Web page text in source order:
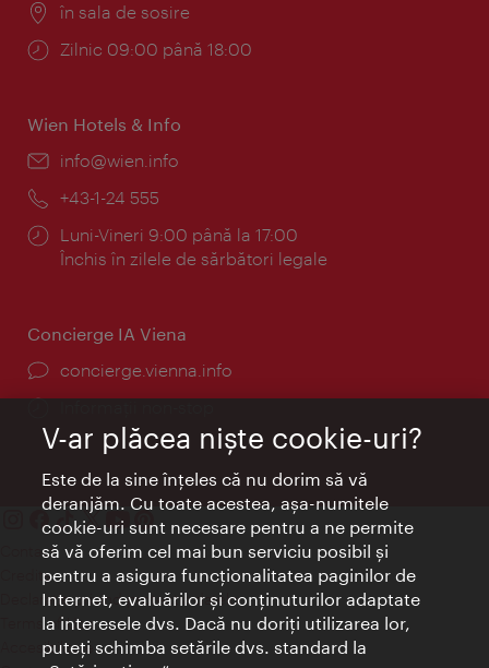
Locul:
în sala de sosire
Program:
Zilnic 09:00 până 18:00
Wien Hotels & Info
E-
info@wien.info
Telefon:
+43-1-24 555
Program:
Luni-Vineri 9:00 până la 17:00
Închis în zilele de sărbători legale
Concierge IA Viena
concierge.vienna.info
Contact
Credits
Declaraţie privind protecţia datelor
Terms of Use
Accesibilitate
V-ar plăcea nişte cookie-uri?
Este de la sine înţeles că nu dorim să vă
deranjăm. Cu toate acestea, aşa-numitele
cookie-uri sunt necesare pentru a ne permite
să vă oferim cel mai bun serviciu posibil şi
pentru a asigura funcţionalitatea paginilor de
Internet, evaluărilor şi conţinuturilor adaptate
la interesele dvs. Dacă nu doriţi utilizarea lor,
puteţi schimba setările dvs. standard la